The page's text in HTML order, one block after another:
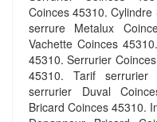
Coinces 45310.
serrure Metalux
Vachette Coinces
45310. Serrurier
45310. Tarif serrurier
serrurier Duval
Bricard Coinces 45310.